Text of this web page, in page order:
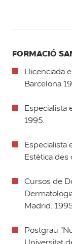
FORMACIÓ
Llicenciada
Barcelona
Especialista
1995.
Especialista
Estètica
Cursos de
Madrid.
Postgrau